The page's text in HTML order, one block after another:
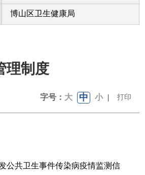
博山区卫生健康局
理制度
字号： 大 中 小 | 打印
公共卫生事件传染病疫情监测信